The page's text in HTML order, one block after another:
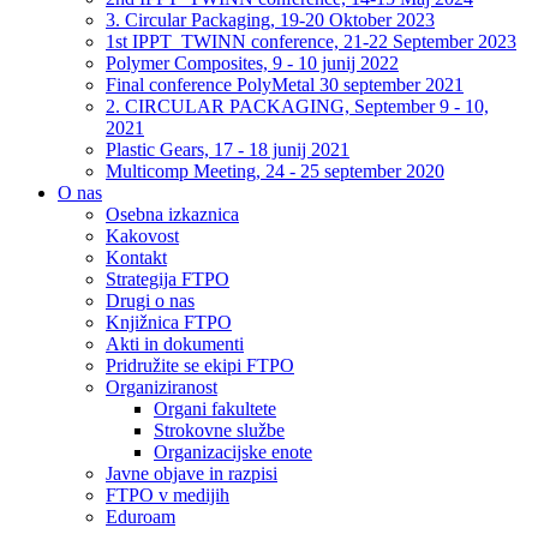
3. Circular Packaging, 19-20 Oktober 2023
1st IPPT_TWINN conference, 21-22 September 2023
Polymer Composites, 9 - 10 junij 2022
Final conference PolyMetal 30 september 2021
2. CIRCULAR PACKAGING, September 9 - 10,
2021
Plastic Gears, 17 - 18 junij 2021
Multicomp Meeting, 24 - 25 september 2020
O nas
Osebna izkaznica
Kakovost
Kontakt
Strategija FTPO
Drugi o nas
Knjižnica FTPO
Akti in dokumenti
Pridružite se ekipi FTPO
Organiziranost
Organi fakultete
Strokovne službe
Organizacijske enote
Javne objave in razpisi
FTPO v medijih
Eduroam